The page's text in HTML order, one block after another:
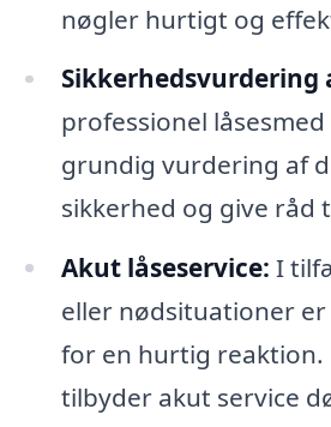
nøgler hurtigt og
Sikkerhedsvurdering
professionel
grundig vurdering af
sikkerhed og give råd
Akut låseservice: I
eller nødsituationer
for en hurtig reaktion.
tilbyder akut service